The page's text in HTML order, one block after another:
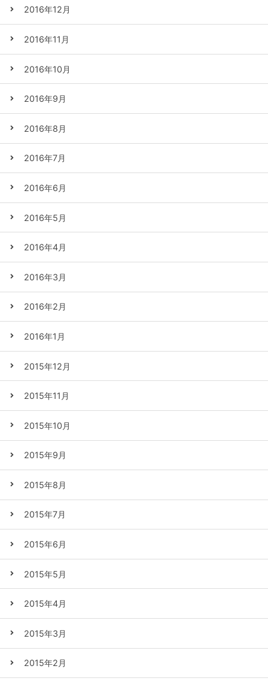
2016年12月
2016年11月
2016年10月
2016年9月
2016年8月
2016年7月
2016年6月
2016年5月
2016年4月
2016年3月
2016年2月
2016年1月
2015年12月
2015年11月
2015年10月
2015年9月
2015年8月
2015年7月
2015年6月
2015年5月
2015年4月
2015年3月
2015年2月